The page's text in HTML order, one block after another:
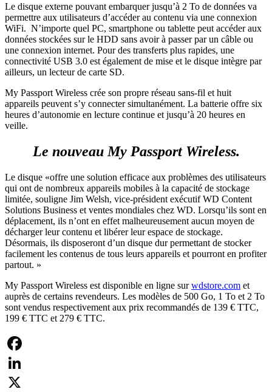
Le disque externe pouvant embarquer jusqu’à 2 To de données va
permettre aux utilisateurs d’accéder au contenu via une connexion
WiFi. N’importe quel PC, smartphone ou tablette peut accéder aux
données stockées sur le HDD sans avoir à passer par un câble ou
une connexion internet. Pour des transferts plus rapides, une
connectivité USB 3.0 est également de mise et le disque intègre par
ailleurs, un lecteur de carte SD.
My Passport Wireless crée son propre réseau sans-fil et huit
appareils peuvent s’y connecter simultanément. La batterie offre six
heures d’autonomie en lecture continue et jusqu’à 20 heures en
veille.
Le nouveau My Passport Wireless.
Le disque «offre une solution efficace aux problèmes des utilisateurs
qui ont de nombreux appareils mobiles à la capacité de stockage
limitée, souligne Jim Welsh, vice-président exécutif WD Content
Solutions Business et ventes mondiales chez WD. Lorsqu’ils sont en
déplacement, ils n’ont en effet malheureusement aucun moyen de
décharger leur contenu et libérer leur espace de stockage.
Désormais, ils disposeront d’un disque dur permettant de stocker
facilement les contenus de tous leurs appareils et pourront en profiter
partout. »
My Passport Wireless est disponible en ligne surwdstore.com et
auprès de certains revendeurs. Les modèles de 500 Go, 1 To et 2 To
sont vendus respectivement aux prix recommandés de 139 € TTC,
199 € TTC et 279 € TTC.
Facebook
LinkedIn